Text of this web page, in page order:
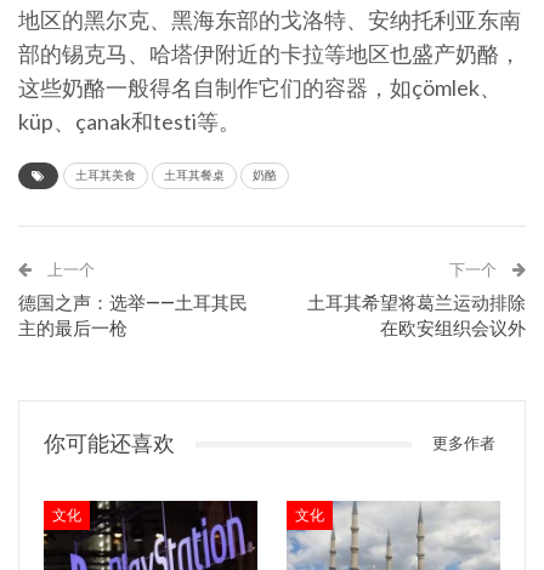
地区的黑尔克、黑海东部的戈洛特、安纳托利亚东南
部的锡克马、哈塔伊附近的卡拉等地区也盛产奶酪，
这些奶酪一般得名自制作它们的容器，如çömlek、
küp、çanak和testi等。
土耳其美食 土耳其餐桌 奶酪
上一个
德国之声：选举——土耳其民
主的最后一枪
下一个
土耳其希望将葛兰运动排除
在欧安组织会议外
你可能还喜欢 更多作者
文化 文化